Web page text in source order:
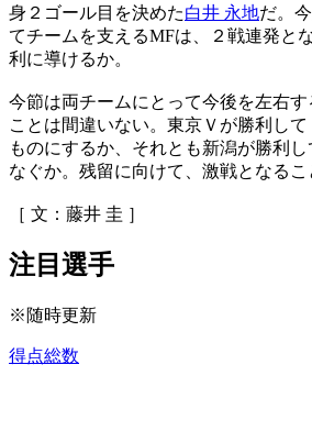
身２ゴール目を決めた白井 永地だ。
てチームを支えるMFは、２戦連発と
利に導けるか。
今節は両チームにとって今後を左右
ことは間違いない。東京Ｖが勝利し
ものにするか、それとも新潟が勝利
なぐか。残留に向けて、激戦となるこ
［ 文：藤井 圭 ］
注目選手
※随時更新
得点総数